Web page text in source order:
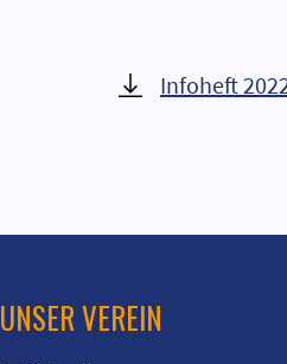
Infoheft
UNSER VEREIN